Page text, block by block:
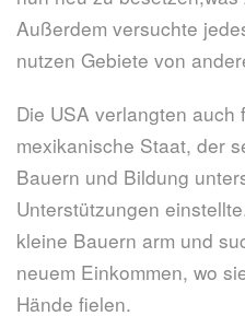
Außerdem versuchte
nutzen Gebiete von
Die USA verlangten
mexikanische Staat, der
Bauern und Bildung
Unterstützungen
kleine Bauern arm und
neuem Einkommen, wo
Hände fielen.